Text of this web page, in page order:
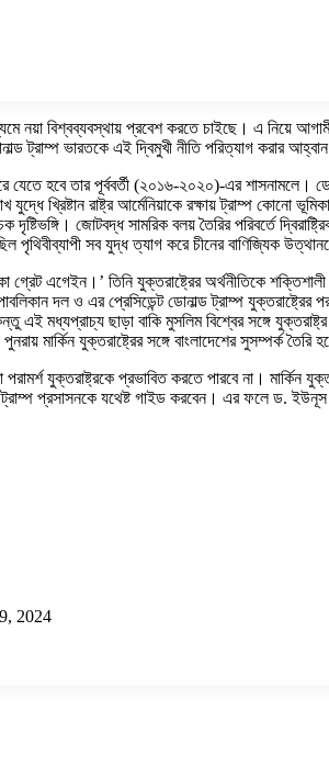
নয়া বিশ্বব্যবস্থায় প্রবেশ করতে চাইছে। এ নিয়ে
ট্রাম্প ভারতকে এই দ্বিমুখী নীতি পরিত্যাগ করার
যেতে হবে তার পূর্ববর্তী (২০১৬-২০২০)-এর
খ্রিষ্টান রাষ্ট্র আর্মেনিয়াকে রক্ষায় ট্রাম্প কোনো
জোটবদ্ধ সামরিক বলয় তৈরির পরিবর্তে
পৃথিবীব্যাপী সব যুদ্ধ ত্যাগ করে চীনের বাণিজ্যিক
গ্রেট এগেইন।’ তিনি যুক্তরাষ্ট্রের অর্থনীতিকে
দল ও এর প্রেসিডেন্ট ডোনাল্ড ট্রাম্প
এই মধ্যপ্রাচ্য ছাড়া বাকি মুসলিম বিশ্বের সঙ্গে
মার্কিন যুক্তরাষ্ট্রের সঙ্গে বাংলাদেশের সুসম্পর্ক তৈরি
যুক্তরাষ্ট্রকে প্রভাবিত করতে পারবে না। মার্কিন
ট্রাম্প প্রসাসনকে যথেষ্ট গাইড করবেন। এর ফলে ড.
2024